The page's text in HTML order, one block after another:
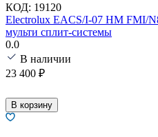
КОД: 19120
Electrolux EACS/I-07 HM FMI/
мульти сплит-системы
0.0
В наличии
23 400 ₽
В корзину